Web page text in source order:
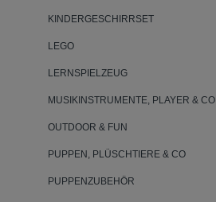
KINDERGESCHIRRSET
LEGO
LERNSPIELZEUG
MUSIKINSTRUMENTE, PLAYER & CO
OUTDOOR & FUN
PUPPEN, PLÜSCHTIERE & CO
PUPPENZUBEHÖR